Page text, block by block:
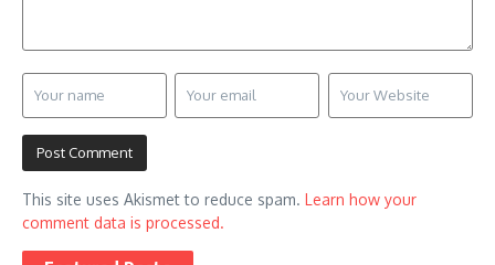
This site uses Akismet to reduce spam. Learn how your
comment data is processed.